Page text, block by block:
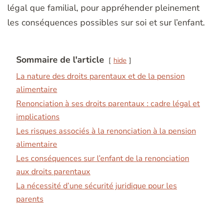
légal que familial, pour appréhender pleinement
les conséquences possibles sur soi et sur l’enfant.
Sommaire de l'article hide
La nature des droits parentaux et de la pension
alimentaire
Renonciation à ses droits parentaux : cadre légal et
implications
Les risques associés à la renonciation à la pension
alimentaire
Les conséquences sur l’enfant de la renonciation
aux droits parentaux
La nécessité d’une sécurité juridique pour les
parents